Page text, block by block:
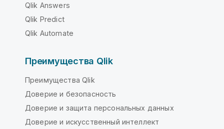
Qlik Answers
Qlik Predict
Qlik Automate
Преимущества Qlik
Преимущества Qlik
Доверие и безопасность
Доверие и защита персональных данных
Доверие и искусственный интеллект